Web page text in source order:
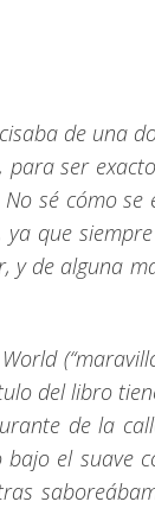
de una
ser
sé cómo se
que
y de alguna
del libro
de la
el suave